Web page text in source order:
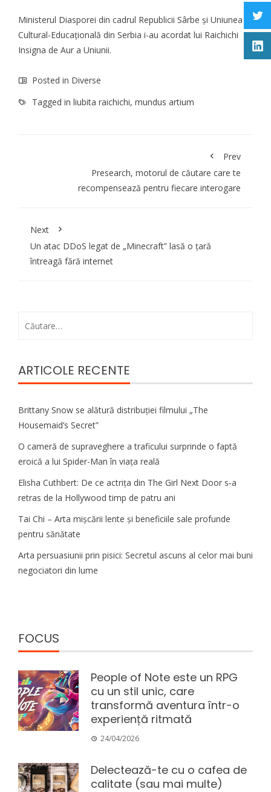
Ministerul Diasporei din cadrul Republicii Sârbe și Uniunea
Cultural-Educațională din Serbia i-au acordat lui Raichichi
Insigna de Aur a Uniunii.
Posted in Diverse
Tagged in liubita raichichi, mundus artium
Prev
Presearch, motorul de căutare care te
recompensează pentru fiecare interogare
Next
Un atac DDoS legat de „Minecraft” lasă o țară
întreagă fără internet
ARTICOLE RECENTE
Brittany Snow se alătură distribuției filmului „The
Housemaid’s Secret”
O cameră de supraveghere a traficului surprinde o faptă
eroică a lui Spider-Man în viața reală
Elisha Cuthbert: De ce actrița din The Girl Next Door s‑a
retras de la Hollywood timp de patru ani
Tai Chi – Arta mișcării lente și beneficiile sale profunde
pentru sănătate
Arta persuasiunii prin pisici: Secretul ascuns al celor mai buni
negociatori din lume
FOCUS
People of Note este un RPG
cu un stil unic, care
transformă aventura într-o
experiență ritmată
24/04/2026
Delectează-te cu o cafea de
calitate (sau mai multe)